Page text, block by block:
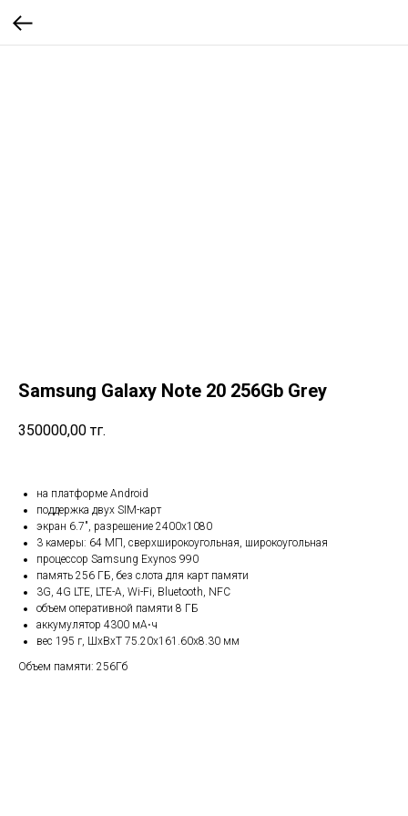
Samsung Galaxy Note 20 256Gb Grey
350000,00 тг.
на платформе Android
поддержка двух SIM-карт
экран 6.7", разрешение 2400x1080
3 камеры: 64 МП, сверхширокоугольная, широкоугольная
процессор Samsung Exynos 990
память 256 ГБ, без слота для карт памяти
3G, 4G LTE, LTE-A, Wi-Fi, Bluetooth, NFC
объем оперативной памяти 8 ГБ
аккумулятор 4300 мА⋅ч
вес 195 г, ШxВxТ 75.20x161.60x8.30 мм
Объем памяти: 256Гб